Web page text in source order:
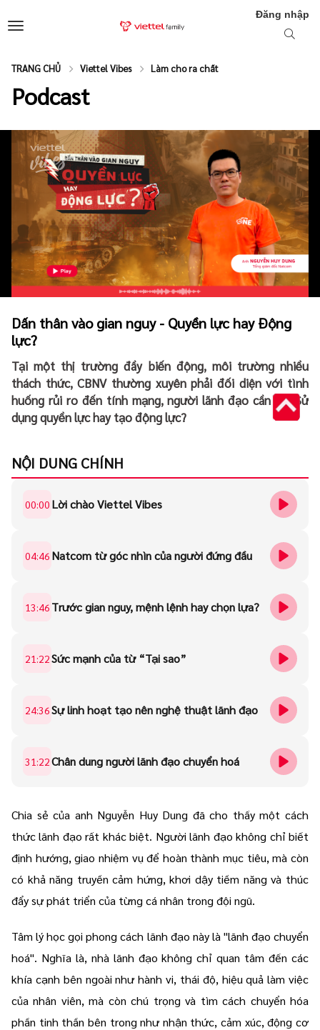
Đăng nhập
TRANG CHỦ Viettel Vibes Làm cho ra chất
Podcast
Dấn thân vào gian nguy - Quyền lực hay Động
lực?
Tại một thị trường đầy biến động, môi trường nhiều
thách thức, CBNV thường xuyên phải đối diện với tình
huống rủi ro đến tính mạng, người lãnh đạo cần gì? Sử
dụng quyền lực hay tạo động lực?
NỘI DUNG CHÍNH
00:00 Lời chào Viettel Vibes
04:46 Natcom từ góc nhìn của người đứng đầu
13:46 Trước gian nguy, mệnh lệnh hay chọn lựa?
21:22Sức mạnh của từ “Tại sao”
24:36Sự linh hoạt tạo nên nghệ thuật lãnh đạo
31:22Chân dung người lãnh đạo chuyển hoá
Chia sẻ của anh Nguyễn Huy Dung đã cho thấy một cách
thức lãnh đạo rất khác biệt. Người lãnh đạo không chỉ biết
định hướng, giao nhiệm vụ để hoàn thành mục tiêu, mà còn
có khả năng truyền cảm hứng, khơi dậy tiềm năng và thúc
đẩy sự phát triển của từng cá nhân trong đội ngũ.
Tâm lý học gọi phong cách lãnh đạo này là "lãnh đạo chuyển
hoá". Nghĩa là, nhà lãnh đạo không chỉ quan tâm đến các
khía cạnh bên ngoài như hành vi, thái độ, hiệu quả làm việc
của nhân viên, mà còn chú trọng và tìm cách chuyển hóa
phần tinh thần bên trong như nhận thức, cảm xúc, động cơ